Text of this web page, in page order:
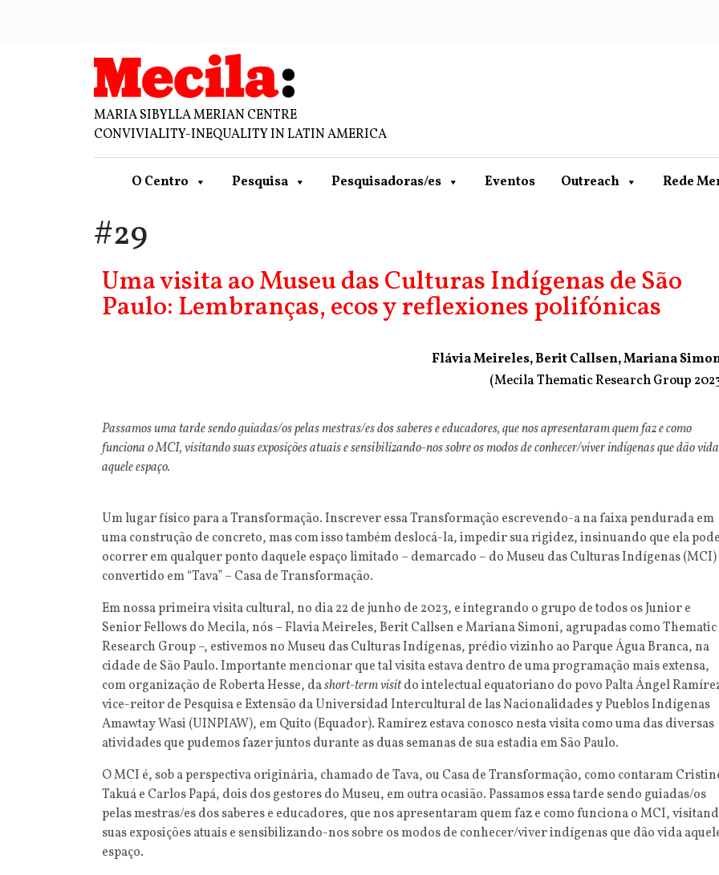
MARIA SIBYLLA MERIAN CENTRE
CONVIVIALITY-INEQUALITY IN LATIN AMERICA
O Centro Pesquisa Pesquisadoras/es Eventos Outreach Rede
#29
Uma visita ao Museu das Culturas Indígenas de São
Paulo: Lembranças, ecos y reflexiones polifónicas
Flávia Meireles, Berit Callsen, Mariana
(Mecila Thematic Research Group
Passamos uma tarde sendo guiadas/os pelas mestras/es dos saberes eeducadores, que nos apresentaram quem faz e como
funciona o MCI,visitando suas exposições atuais e sensibilizando-nos sobre os modos deconhecer/viver indígenas que dão vida
aquele espaço.
Um lugar físico para a Transformação. Inscrever essa Transformação escrevendo-a na faixa pendurada em
uma construção de concreto, mas com isso também deslocá-la, impedir sua rigidez, insinuando que ela pode
ocorrer em qualquer ponto daquele espaço limitado – demarcado – do Museu das Culturas Indígenas (MCI)
convertido em “Tava” – Casa de Transformação.
Em nossa primeira visita cultural, no dia 22 de junho de 2023, e integrando o grupo de todos os Junior e
Senior Fellows do Mecila, nós – Flavia Meireles, Berit Callsen e Mariana Simoni, agrupadas como Thematic
Research Group –, estivemos no Museu das Culturas Indígenas, prédio vizinho ao Parque Água Branca, na
cidade de São Paulo. Importante mencionar que tal visita estava dentro de uma programação mais extensa,
com organização de Roberta Hesse, dashort-term visitdo intelectual equatoriano do povo Palta Ángel
vice-reitor de Pesquisa e Extensão da Universidad Intercultural de las Nacionalidades y Pueblos Indígenas
Amawtay Wasi (UINPIAW), em Quito (Equador). Ramírez estava conosco nesta visita como uma das diversas
atividades que pudemos fazer juntos durante as duas semanas de sua estadia em São Paulo.
O MCI é, sob a perspectiva originária, chamado de Tava, ou Casa de Transformação, como contaram
Takuá e Carlos Papá, dois dos gestores do Museu, em outra ocasião. Passamos essa tarde sendo guiadas/os
pelas mestras/es dos saberes e educadores, que nos apresentaram quem faz e como funciona o MCI,
suas exposições atuais e sensibilizando-nos sobre os modos de conhecer/viver indígenas que dão vida
espaço.